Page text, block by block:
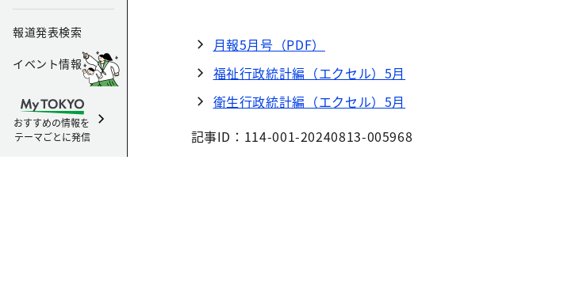
報道発表検索
イベント情報
おすすめの情報を
テーマごとに発信
月報5月号（PDF）
福祉行政統計編（エクセル）5月
衛生行政統計編（エクセル）5月
記事ID：114-001-20240813-005968